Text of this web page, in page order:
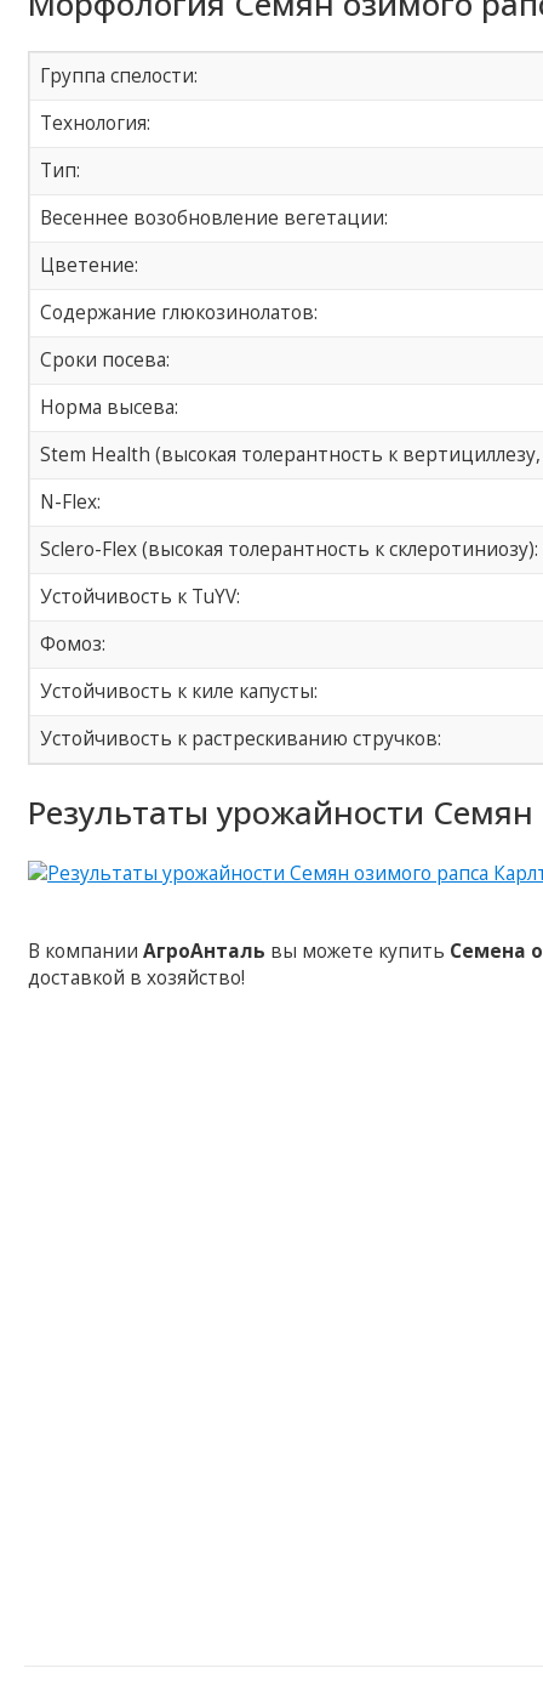
Группа спелости:
Технология:
Тип:
Весеннее возобновление вегетации:
Цветение:
Содержание глюкозинолатов:
Сроки посева:
Норма высева:
Stem Health (высокая толерантность к
N-Flex:
Sclero-Flex (высокая толерантность к склеротиниозу):
Устойчивость к TuYV:
Фомоз:
Устойчивость к киле капусты:
Устойчивость к растрескиванию стручков:
Результаты урожайности
В компанииАгроАнталь вы можете купить Семена
доставкой в хозяйство!